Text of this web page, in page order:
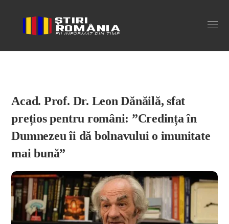
Stiri Romania
Acad. Prof. Dr. Leon Dănăilă, sfat
prețios pentru români: ”Credința în
Dumnezeu îi dă bolnavului o imunitate
mai bună”